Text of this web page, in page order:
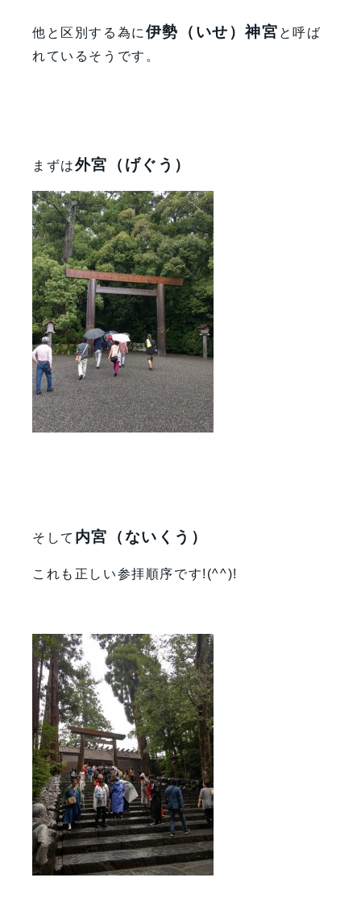
他と区別する為に 伊勢（いせ）神宮 と呼ば
れているそうです。
まずは外宮（げぐう）
そして 内宮（ないくう）
これも正しい参拝順序です!(^^)!